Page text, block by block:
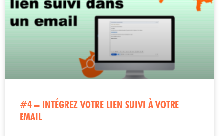
#4 – INTÉGREZ VOTRE LIEN SUIVI À VOTRE
EMAIL